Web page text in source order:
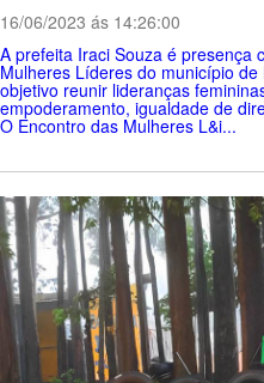
16/06/2023 ás 14:26:00
A prefeita Iraci Souza é presença
Mulheres Líderes do município
objetivo reunir lideranças
empoderamento, igualdade de
O Encontro das Mulheres L&i...